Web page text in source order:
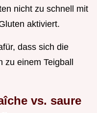
nicht zu schnell mit
aktiviert.
dass sich die
einem Teigball
vs. saure